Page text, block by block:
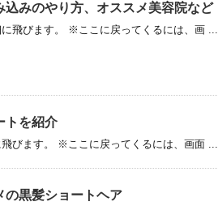
みのやり方、オススメ美容院など
飛びます。 ※ここに戻ってくるには、画 ...
トを紹介
びます。 ※ここに戻ってくるには、画面 ...
の黒髪ショートヘア